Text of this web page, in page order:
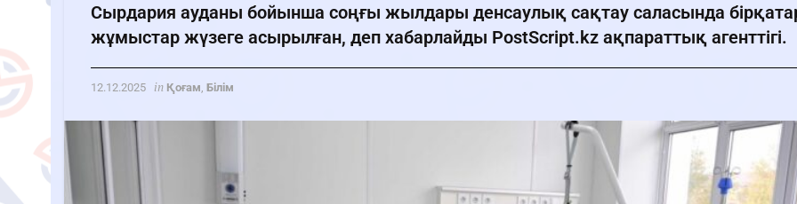
Сырдария ауданы бойынша соңғы жылдары денсаулық сақтау саласында
жұмыстар жүзеге асырылған, деп хабарлайды PostScript.kz ақпараттық агенттігі.
12.12.2025 in Қоғам, Білім